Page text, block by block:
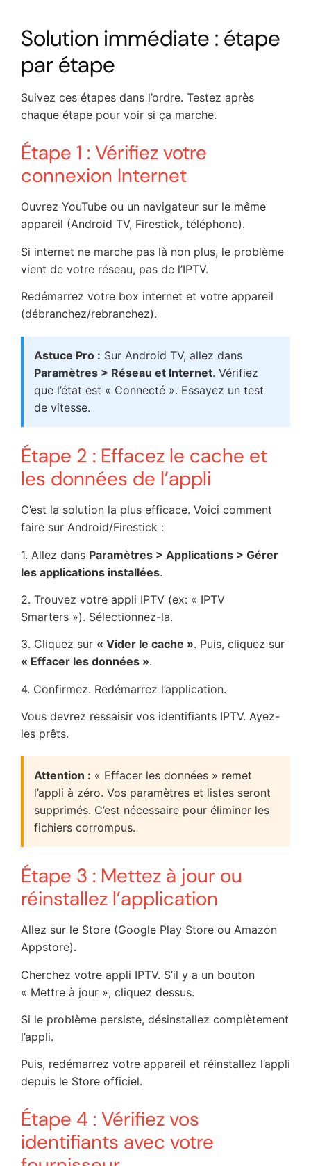
Solution immédiate : étape
par étape
Suivez ces étapes dans l’ordre. Testez après
chaque étape pour voir si ça marche.
Étape 1 : Vérifiez votre
connexion Internet
Ouvrez YouTube ou un navigateur sur le même
appareil (Android TV, Firestick, téléphone).
Si internet ne marche pas là non plus, le problème
vient de votre réseau, pas de l’IPTV.
Redémarrez votre box internet et votre appareil
(débranchez/rebranchez).
Astuce Pro : Sur Android TV, allez dans
Paramètres > Réseau et Internet. Vérifiez
que l’état est « Connecté ». Essayez un test
de vitesse.
Étape 2 : Effacez le cache et
les données de l’appli
C’est la solution la plus efficace. Voici comment
faire sur Android/Firestick :
1. Allez dans Paramètres > Applications > Gérer
les applications installées.
2. Trouvez votre appli IPTV (ex: « IPTV
Smarters »). Sélectionnez-la.
3. Cliquez sur « Vider le cache ». Puis, cliquez sur
« Effacer les données ».
4. Confirmez. Redémarrez l’application.
Vous devrez ressaisir vos identifiants IPTV. Ayez-
les prêts.
Attention : « Effacer les données » remet
l’appli à zéro. Vos paramètres et listes seront
supprimés. C’est nécessaire pour éliminer les
fichiers corrompus.
Étape 3 : Mettez à jour ou
réinstallez l’application
Allez sur le Store (Google Play Store ou Amazon
Appstore).
Cherchez votre appli IPTV. S’il y a un bouton
« Mettre à jour », cliquez dessus.
Si le problème persiste, désinstallez complètement
l’appli.
Puis, redémarrez votre appareil et réinstallez l’appli
depuis le Store officiel.
Étape 4 : Vérifiez vos
identifiants avec votre